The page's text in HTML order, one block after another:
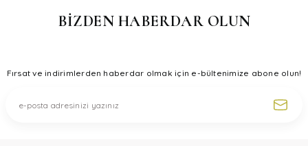
BİZDEN HABERDAR OLUN
Fırsat ve indirimlerden haberdar olmak için e-bültenimize abone olun!